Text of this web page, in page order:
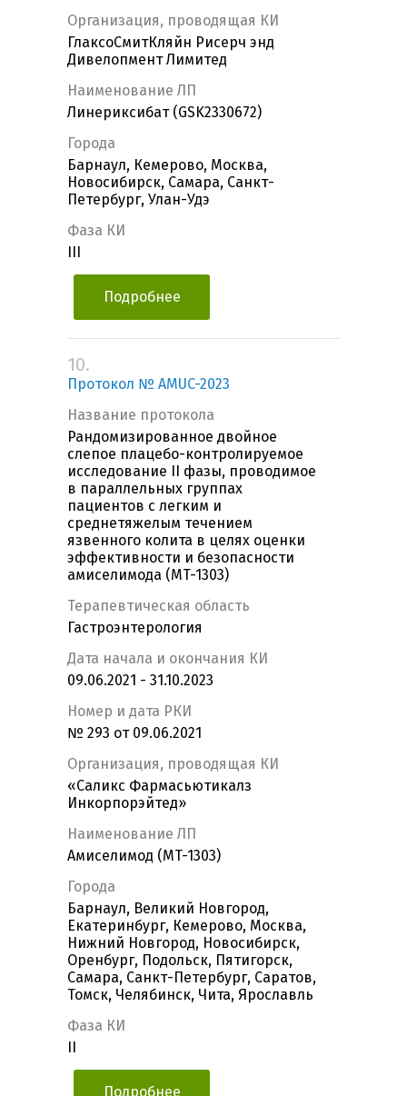
Организация, проводящая КИ
ГлаксоСмитКляйн Рисерч энд
Дивелопмент Лимитед
Наименование ЛП
Линериксибат (GSK2330672)
Города
Барнаул, Кемерово, Москва,
Новосибирск, Самара, Санкт-
Петербург, Улан-Удэ
Фаза КИ
Подробнее
10.
Протокол № AMUC-2023
Название протокола
Рандомизированное двойное
слепое плацебо-контролируемое
исследование II фазы, проводимое
в параллельных группах
пациентов с легким и
среднетяжелым течением
язвенного колита в целях оценки
эффективности и безопасности
амиселимода (MT-1303)
Терапевтическая область
Гастроэнтерология
Дата начала и окончания КИ
09.06.2021 - 31.10.2023
Номер и дата РКИ
№ 293 от 09.06.2021
Организация, проводящая КИ
«Саликс Фармасьютикалз
Инкорпорэйтед»
Наименование ЛП
Амиселимод (MT-1303)
Города
Барнаул, Великий Новгород,
Екатеринбург, Кемерово, Москва,
Нижний Новгород, Новосибирск,
Оренбург, Подольск, Пятигорск,
Самара, Санкт-Петербург, Саратов,
Томск, Челябинск, Чита, Ярославль
Фаза КИ
Подробнее